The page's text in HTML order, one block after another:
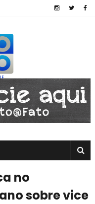
no
sobre vice